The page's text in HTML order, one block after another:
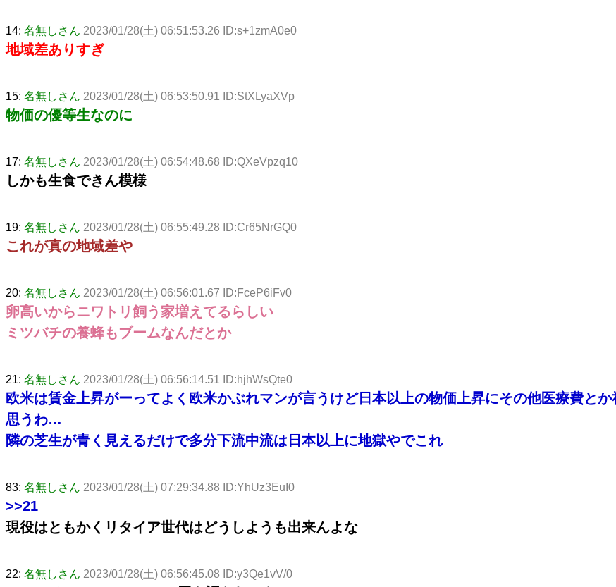
14: 名無しさん 2023/01/28(土) 06:51:53.26 ID:s+1zmA0e0
地域差ありすぎ
15: 名無しさん 2023/01/28(土) 06:53:50.91 ID:StXLyaXVp
物価の優等生なのに
17: 名無しさん 2023/01/28(土) 06:54:48.68 ID:QXeVpzq10
しかも生食できん模様
19: 名無しさん 2023/01/28(土) 06:55:49.28 ID:Cr65NrGQ0
これが真の地域差や
20: 名無しさん 2023/01/28(土) 06:56:01.67 ID:FceP6iFv0
卵高いからニワトリ飼う家増えてるらしい
ミツバチの養蜂もブームなんだとか
21: 名無しさん 2023/01/28(土) 06:56:14.51 ID:hjhWsQte0
欧米は賃金上昇がーってよく欧米かぶれマンが言うけど日本以上の物価上昇にその他医療費と
思うわ…
隣の芝生が青く見えるだけで多分下流中流は日本以上に地獄やでこれ
83: 名無しさん 2023/01/28(土) 07:29:34.88 ID:YhUz3EuI0
>>21
現役はともかくリタイア世代はどうしようも出来んよな
22: 名無しさん 2023/01/28(土) 06:56:45.08 ID:y3Qe1vV/0